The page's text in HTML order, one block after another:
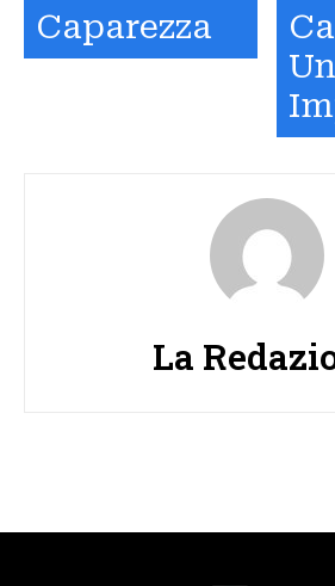
Caparezza
La